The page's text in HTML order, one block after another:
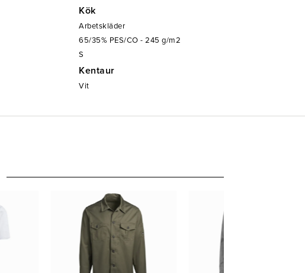
Kök
Arbetskläder
65/35% PES/CO - 245 g/m2
S
Kentaur
Vit